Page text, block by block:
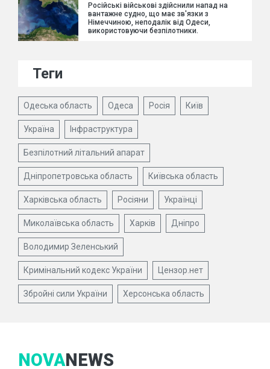
Російські військові здійснили напад на
вантажне судно, що має зв'язки з
Німеччиною, неподалік від Одеси,
використовуючи безпілотники.
Теги
Одеська область Одеса Росія Київ
Україна Інфраструктура
Безпілотний літальний апарат
Дніпропетровська область Київська область
Харківська область Росіяни Українці
Миколаївська область Харків Дніпро
Володимир Зеленський
Кримінальний кодекс України Цензор.нет
Збройні сили України Херсонська область
NOVANEWS